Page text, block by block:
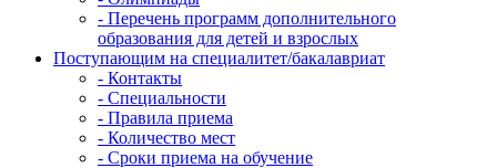
- Перечень программ дополнительного
образования для детей и взрослых
Поступающим на специалитет/бакалавриат
- Контакты
- Специальности
- Правила приема
- Количество мест
- Сроки приема на обучение